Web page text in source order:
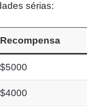
sérias:
Recompensa
$5000
$4000